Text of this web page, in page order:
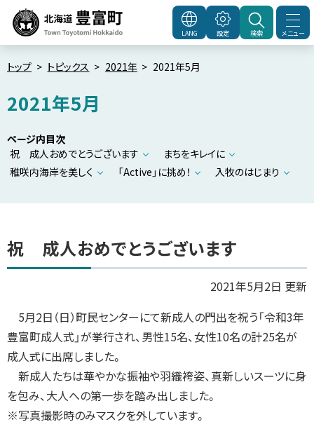
へ
メ
ュ
へ
北海道豊富町Town
メニュー
LANG 設定 検索
トップ トピックス 2021年 2021年5月
2021年5月
ページ内目次
祝 成人おめでとうございます
まちをキレイに
稚咲内海岸を美しく
「Active」に挑め！ 入牧のはじまり
祝 成人おめでとうございます
2021年5月2日 更新
5月2日（日）町民センターにて新成人の門出を祝う「令和3年
豊富町成人式」が挙行され、男性15名、女性10名の計25名が
成人式に出席しました。
新成人たちは華やかな振袖や羽織袴姿、真新しいスーツに身
を包み、大人への第一歩を踏み出しました。
※写真撮影時のみマスクを外しています。